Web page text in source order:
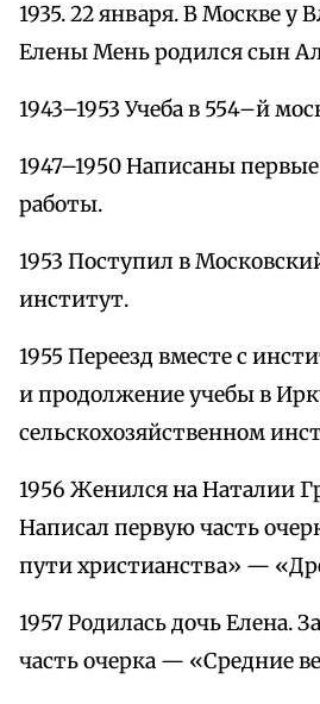
1935. 22 января. В Москве у
Елены Мень родился сын
1943–1953 Учеба в 554–й
1947–1950 Написаны
работы.
1953 Поступил в
институт.
1955 Переезд вместе с
и продолжение учебы в
сельскохозяйственном
1956 Женился на Наталии
Написал первую часть
пути христианства» —
1957 Родилась дочь Елена.
часть очерка — «Средние